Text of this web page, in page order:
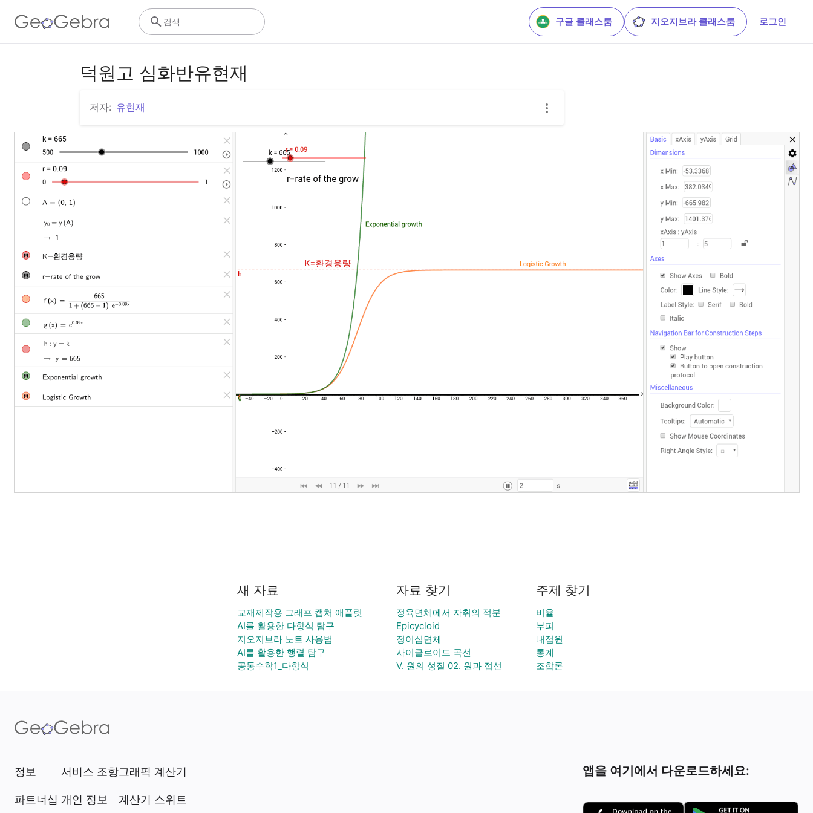
구글 클래스룸 지오지브라 클래스룸 로그인
검색
덕원고 심화반유현재
저자: 유현재
새 자료
교재제작용 그래프 캡처 애플릿
AI를 활용한 다항식 탐구
지오지브라 노트 사용법
AI를 활용한 행렬 탐구
공통수학1_다항식
자료 찾기
정육면체에서 자취의 적분
Epicycloid
정이십면체
사이클로이드 곡선
V. 원의 성질 02. 원과 접선
주제 찾기
비율
부피
내접원
통계
조합론
정보
파트너십
서비스 조항
개인 정보
그래픽 계산기
계산기 스위트
앱을 여기에서 다운로드하세요: